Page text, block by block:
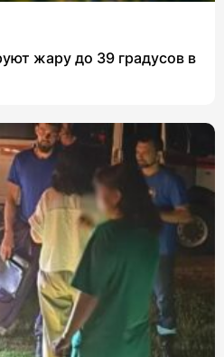
жару до 39 градусов в